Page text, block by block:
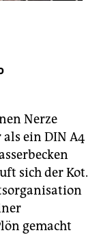
Nerze
ein DIN A4
sich der Kot.
gemacht